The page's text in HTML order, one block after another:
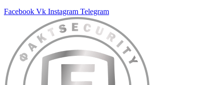
Facebook Vk Instagram Telegram